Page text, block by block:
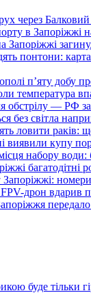
через Балковий
в Запоріжжі
Запоріжжі
понтони: карта
п’яту добу
температура
обстрілу — РФ
без світла
ловити раків:
виявили купу
набору води:
FPV-дрон вдарив
буде тільки